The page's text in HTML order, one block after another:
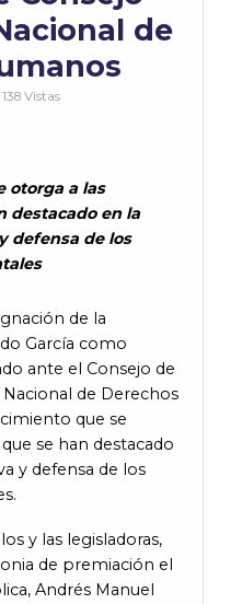
de
138 Vistas
otorga a las
destacado en la
defensa de los
de la
García como
ante el Consejo de
de Derechos
que se
se han destacado
y defensa de los
y las legisladoras,
de premiación el
Andrés Manuel